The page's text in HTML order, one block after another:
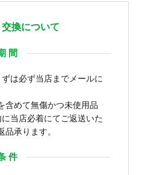
換について
間
は必ず当店までメールに
含めて無傷かつ未使用品
当店必着にてご返送いた
品承ります。
件